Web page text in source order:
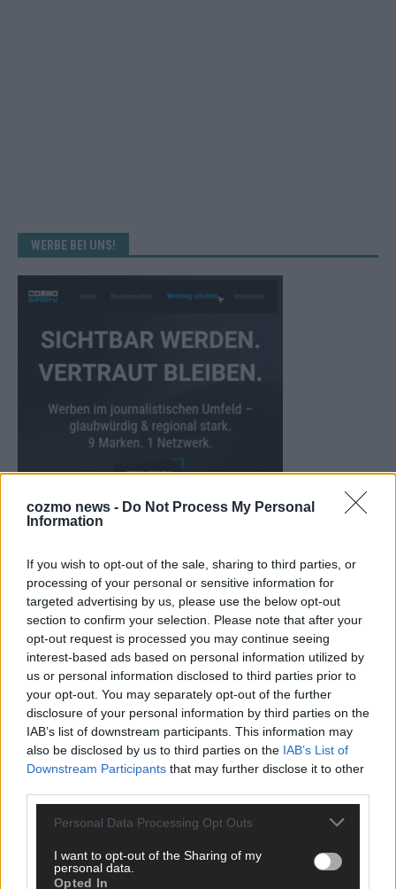
cozmo news - Do Not Process My Personal
Information
If you wish to opt-out of the sale, sharing to third parties, or
processing of your personal or sensitive information for
targeted advertising by us, please use the below opt-out
section to confirm your selection. Please note that after your
opt-out request is processed you may continue seeing
interest-based ads based on personal information utilized by
us or personal information disclosed to third parties prior to
your opt-out. You may separately opt-out of the further
disclosure of your personal information by third parties on the
IAB’s list of downstream participants. This information may
also be disclosed by us to third parties on the IAB’s List of
Downstream Participants that may further disclose it to other
Personal Data Processing Opt Outs
I want to opt-out of the Sharing of my
personal data.
Opted In
WERBE BEI UNS!
KEINE NEWS MEHR VERPASSEN